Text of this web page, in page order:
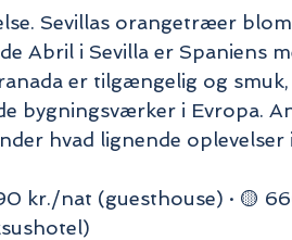
Sevillas orangetræer
Abril i Sevilla er Spaniens
er tilgængelig og
bygningsværker i Evropa.
hvad lignende
kr./nat (guesthouse) · 🟡